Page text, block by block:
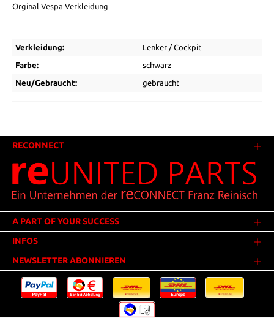
Orginal Vespa Verkleidung
Verkleidung: Lenker / Cockpit
Farbe: schwarz
Neu/Gebraucht: gebraucht
RECONNECT
A PART OF YOUR SUCCESS
INFOS
NEWSLETTER ABONNIEREN